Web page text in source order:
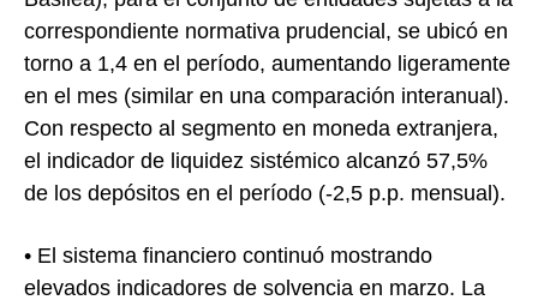
correspondiente normativa prudencial, se ubicó en
torno a 1,4 en el período, aumentando ligeramente
en el mes (similar en una comparación interanual).
Con respecto al segmento en moneda extranjera,
el indicador de liquidez sistémico alcanzó 57,5%
de los depósitos en el período (-2,5 p.p. mensual).
• El sistema financiero continuó mostrando
elevados indicadores de solvencia en marzo. La